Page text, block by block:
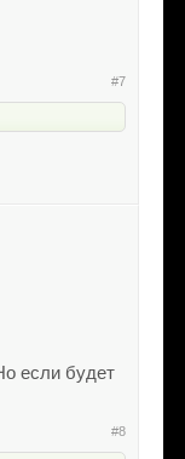
#7
если будет
#8